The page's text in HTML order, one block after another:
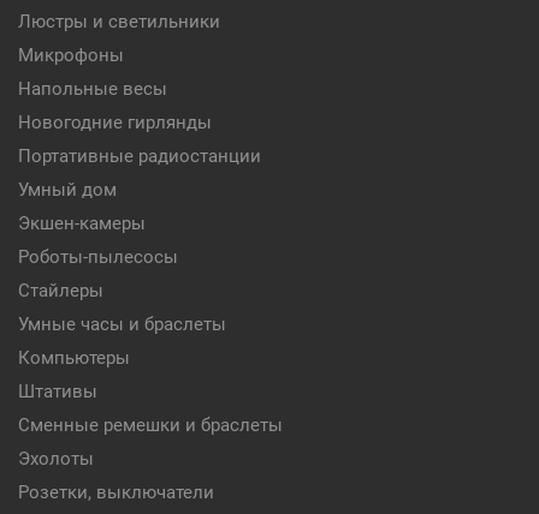
Люстры и светильники
Микрофоны
Напольные весы
Новогодние гирлянды
Портативные радиостанции
Умный дом
Экшен-камеры
Роботы-пылесосы
Стайлеры
Умные часы и браслеты
Компьютеры
Штативы
Сменные ремешки и браслеты
Эхолоты
Розетки, выключатели